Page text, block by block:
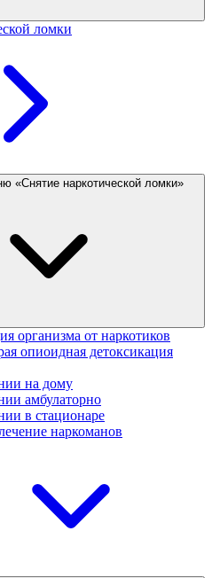
ломки
«Снятие наркотической ломки»
организма от наркотиков
опиоидная детоксикация
на дому
амбулаторно
в стационаре
наркоманов